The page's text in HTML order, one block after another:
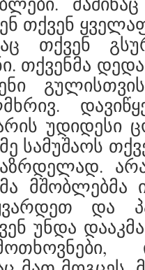
თქვენ
თქვენ
თქვენმა
უდიდესი
სამუშაოს
მშობლებმა
და
უნდა